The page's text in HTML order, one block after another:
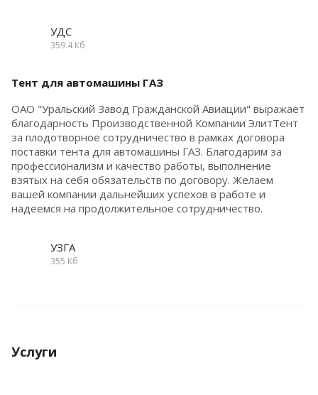
УДС
359.4 Кб
Тент для автомашины ГАЗ
ОАО "Уральский Завод Гражданской Авиации" выражает
благодарность Производственной Компании ЭлитТент
за плодотворное сотрудничество в рамках договора
поставки тента для автомашины ГАЗ. Благодарим за
профессионализм и качество работы, выполнение
взятых на себя обязательств по договору. Желаем
вашей компании дальнейших успехов в работе и
надеемся на продолжительное сотрудничество.
УЗГА
355 Кб
Услуги